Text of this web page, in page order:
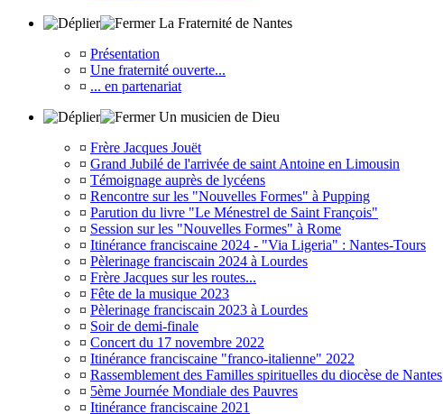
La Fraternité de Nantes
¤ Présentation
¤ Une fraternité ouverte...
¤ ... en partenariat
Un musicien de Dieu
¤ Frère Jacques Jouët
¤ Grand Jubilé de l'arrivée de saint Antoine en Limousin
¤ Témoignage auprès de lycéens
¤ Rencontre sur les "Nouvelles Formes" à Pupping
¤ Parution du livre "Le Ménestrel de Saint François"
¤ Session sur les "Nouvelles Formes" à Rome
¤ Itinérance franciscaine 2024 - "Via Ligeria" : Nantes-Tours
¤ Pèlerinage franciscain 2024 à Lourdes
¤ Frère Jacques sur les routes...
¤ Fête de la musique 2023
¤ Pèlerinage franciscain 2023 à Lourdes
¤ Soir de demi-finale
¤ Concert du 17 novembre 2022
¤ Itinérance franciscaine "franco-italienne" 2022
¤ Rassemblement des Familles spirituelles du diocèse de Nantes
¤ 5ème Journée Mondiale des Pauvres
¤ Itinérance franciscaine 2021